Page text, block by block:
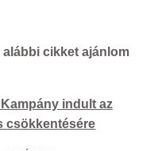
cikket ajánlom
indult az
csökkentésére